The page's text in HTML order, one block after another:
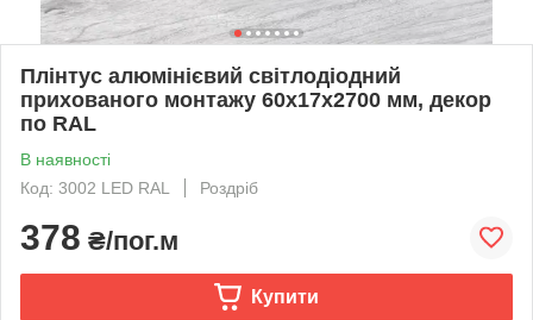
Плінтус алюмінієвий світлодіодний
прихованого монтажу 60х17х2700 мм, декор
по RAL
В наявності
Код: 3002 LED RAL
Роздріб
378 ₴/пог.м
Купити